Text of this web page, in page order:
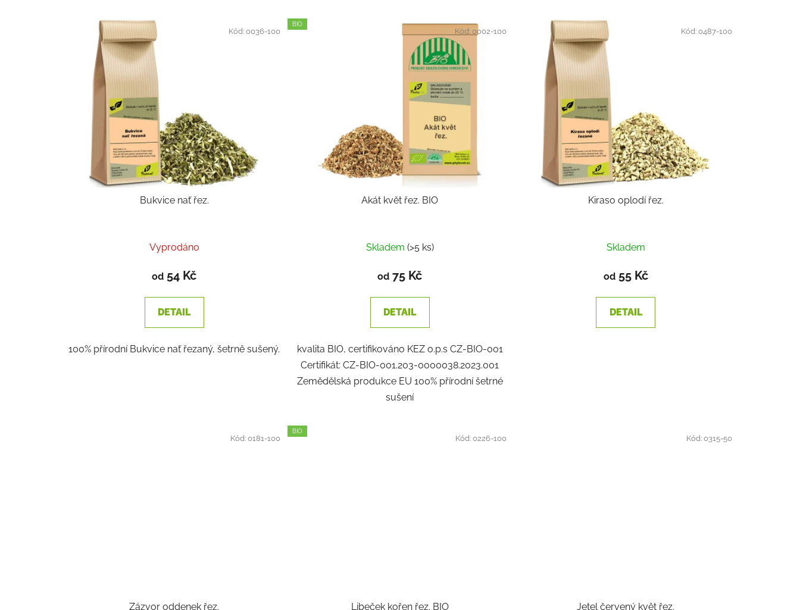
Bukvice nať řez.
Vyprodáno
od 54 Kč
DETAIL
100% přírodní Bukvice nať řezaný, šetrně sušený.
Kód:0036-100
BIO
Akát květ řez. BIO
Skladem (>5 ks)
od 75 Kč
DETAIL
kvalita BIO, certifikováno KEZ o.p.s CZ-BIO-001
Certifikát: CZ-BIO-001.203-0000038.2023.001
Zemědělská produkce EU 100% přírodní šetrné
sušení
Kód:0002-100
Kiraso oplodí řez.
Skladem
od55 Kč
DETAIL
Kód:0487-100
Zázvor oddenek řez.
Kód:0181-100
BIO
Libeček kořen řez. BIO
Kód:0226-100
Jetel červený květ řez.
Kód:0315-50